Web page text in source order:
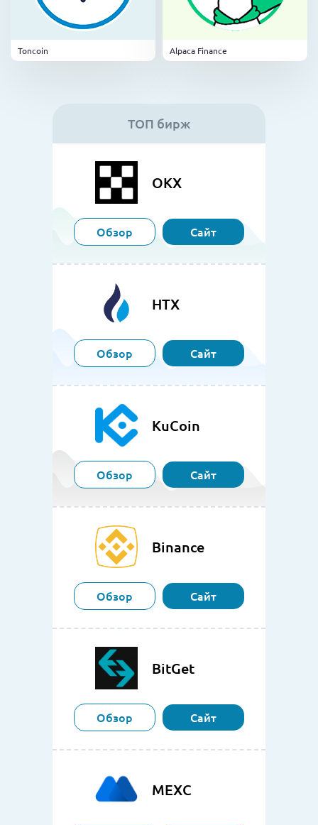
Toncoin Alpaca Finance
ТОП бирж
OKX
Обзор Сайт
HTX
Обзор Сайт
KuCoin
Обзор Сайт
Binance
Обзор Сайт
BitGet
Обзор Сайт
MEXC